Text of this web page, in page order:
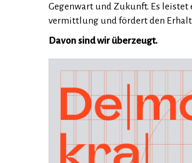
Gegenwart und Zukunft. Es
vermittlung und fördert den
Davon sind wir überzeugt.